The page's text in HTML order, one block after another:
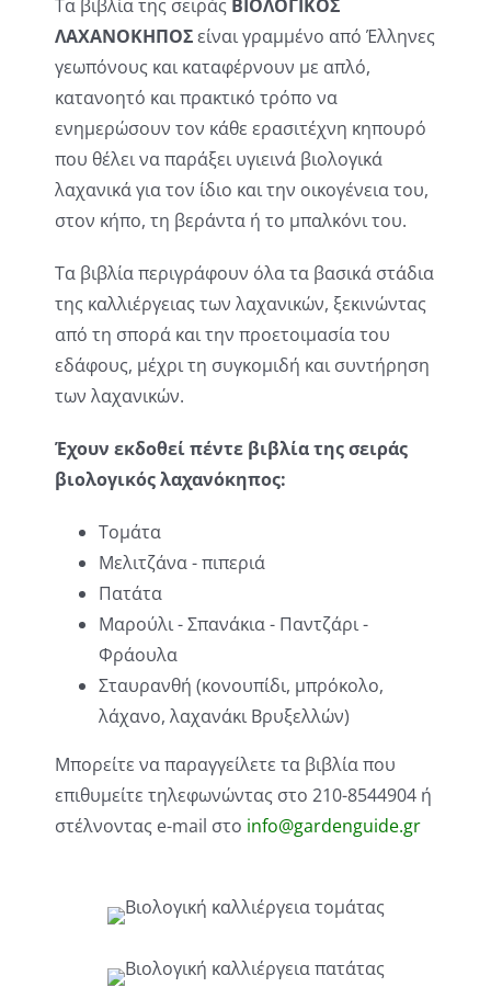
Τα βιβλία της σειράς ΒΙΟΛΟΓΙΚΟΣ
ΛΑΧΑΝΟΚΗΠΟΣείναι γραμμένο από Έλληνες
γεωπόνους και καταφέρνουν με απλό,
κατανοητό και πρακτικό τρόπο να
ενημερώσουν τον κάθε ερασιτέχνη κηπουρό
που θέλει να παράξει υγιεινά βιολογικά
λαχανικά για τον ίδιο και την οικογένεια του,
στον κήπο, τη βεράντα ή το μπαλκόνι του.
Τα βιβλία περιγράφουν όλα τα βασικά στάδια
της καλλιέργειας των λαχανικών, ξεκινώντας
από τη σπορά και την προετοιμασία του
εδάφους, μέχρι τη συγκομιδή και συντήρηση
των λαχανικών.
Έχουν εκδοθεί πέντε βιβλία της σειράς
βιολογικός λαχανόκηπος:
Τομάτα
Μελιτζάνα - πιπεριά
Πατάτα
Μαρούλι - Σπανάκια - Παντζάρι -
Φράουλα
Σταυρανθή (κονουπίδι, μπρόκολο,
λάχανο, λαχανάκι Βρυξελλών)
Μπορείτε να παραγγείλετε τα βιβλία που
επιθυμείτε τηλεφωνώντας στο 210-8544904 ή
στέλνοντας e-mail στο info@gardenguide.gr